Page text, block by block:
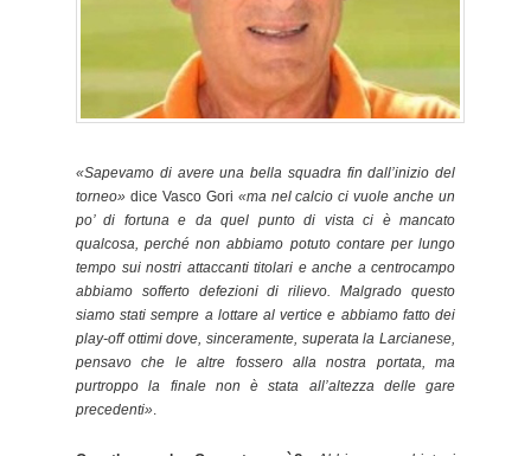
«Sapevamo di avere una bella squadra fin dall’inizio del
torneo» dice Vasco Gori «ma nel calcio ci vuole anche un
po’ di fortuna e da quel punto di vista ci è mancato
qualcosa, perché non abbiamo potuto contare per lungo
tempo sui nostri attaccanti titolari e anche a centrocampo
abbiamo sofferto defezioni di rilievo. Malgrado questo
siamo stati sempre a lottare al vertice e abbiamo fatto dei
play-off ottimi dove, sinceramente, superata la Larcianese,
pensavo che le altre fossero alla nostra portata, ma
purtroppo la finale non è stata all’altezza delle gare
precedenti»